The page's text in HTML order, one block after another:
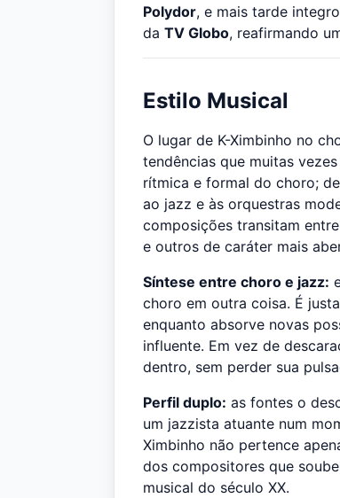
Polydor, e mais tarde
da TV Globo, reafirmando
Estilo Musical
O lugar de K-Ximbinho no
tendências que muitas
rítmica e formal do choro;
ao jazz e às orquestras
composições transitam
e outros de caráter mais
Síntese entre choro e jazz:
choro em outra coisa. É
enquanto absorve novas
influente. Em vez de
dentro, sem perder sua
Perfil duplo: as fontes o
um jazzista atuante num
Ximbinho não pertence
dos compositores que
musical do século XX.